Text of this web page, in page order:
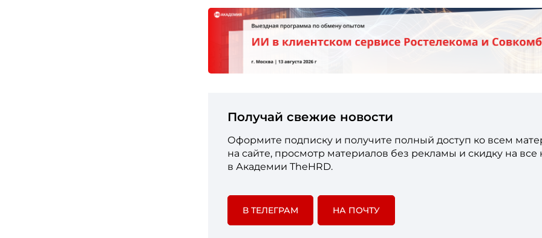
Получай свежие новости
Оформите подписку и получите полный доступ ко всем
на сайте, просмотр материалов без рекламы и скидку на все
в Академии TheHRD.
В ТЕЛЕГРАМ НА ПОЧТУ